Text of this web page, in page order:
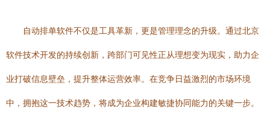
自动排单软件不仅是工具革新，更是管理理念的升级。通过北京
软件技术开发的持续创新，跨部门可见性正从理想变为现实，助力企
业打破信息壁垒，提升整体运营效率。在竞争日益激烈的市场环境
中，拥抱这一技术趋势，将成为企业构建敏捷协同能力的关键一步。